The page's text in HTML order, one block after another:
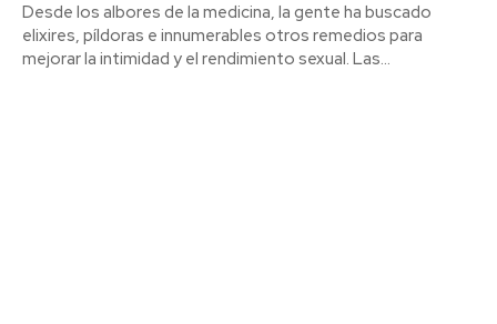
Desde los albores de la medicina, la gente ha buscado
elixires, píldoras e innumerables otros remedios para
mejorar la intimidad y el rendimiento sexual. Las...